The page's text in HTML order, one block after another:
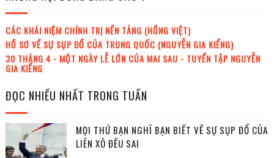
CÁC KHÁI NIỆM CHÍNH TRỊ NỀN TẢNG (HỒNG VIỆT)
HỒ SƠ VỀ SỰ SỤP ĐỔ CỦA TRUNG QUỐC (NGUYỄN GIA KIỂNG)
30 THÁNG 4 - MỘT NGÀY LỄ LỚN CỦA MAI SAU - TUYỂN TẬP NGUYỄN
GIA KIỂNG
ĐỌC NHIỀU NHẤT TRONG TUẦN
MỌI THỨ BẠN NGHĨ BẠN BIẾT VỀ SỰ SỤP ĐỔ CỦA
LIÊN XÔ ĐỀU SAI